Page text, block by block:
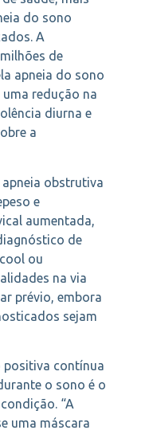
do sono
A
de
apneia do sono
redução na
diurna e
a
obstrutiva
e
aumentada,
de
ou
na via
prévio, embora
sejam
positiva contínua
o sono é o
“A
uma máscara